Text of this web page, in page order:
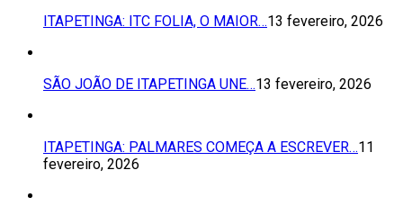
ITAPETINGA: ITC FOLIA, O MAIOR…13 fevereiro, 2026
SÃO JOÃO DE ITAPETINGA UNE…13 fevereiro, 2026
ITAPETINGA: PALMARES COMEÇA A ESCREVER…11
fevereiro, 2026